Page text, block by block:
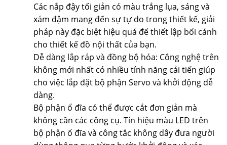
Các nắp đậy tối giản có màu trắng lụa, sáng và
xám đậm mang đến sự tự do trong thiết kế, giải
pháp này đặc biệt hiệu quả để thiết lập bối cảnh
cho thiết kế đồ nội thất của bạn.
Dễ dàng lắp ráp và đồng bộ hóa: Công nghệ trên
không mới nhất có nhiều tính năng cải tiến giúp
cho việc lắp đặt bộ phận Servo và khởi động dễ
dàng.
Bộ phận ổ đĩa có thể được cắt đơn giản mà
không cần các công cụ. Tín hiệu màu LED trên
bộ phận ổ đĩa và công tắc không dây đưa người